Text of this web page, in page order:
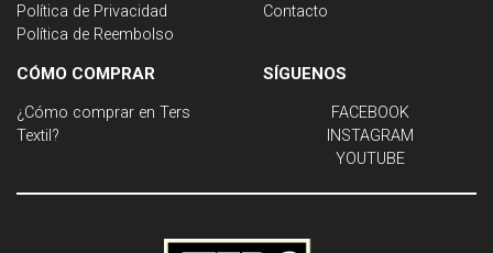
Política de Privacidad
Política de Reembolso
Contacto
CÓMO COMPRAR
¿Cómo comprar en Ters
Textil?
SÍGUENOS
FACEBOOK
INSTAGRAM
YOUTUBE